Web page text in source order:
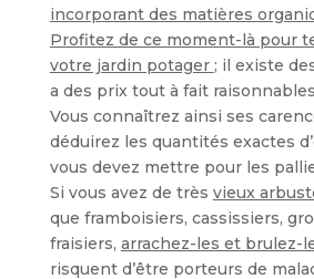
incorporant des matières
Profitez de ce moment-là pour
votre jardin potager ; il existe
a des prix tout à fait
Vous connaîtrez ainsi ses
déduirez les quantités exactes
vous devez mettre pour les
Si vous avez de très vieux
que framboisiers, cassissiers,
fraisiers, arrachez-les et brulez-
risquent d’être porteurs de